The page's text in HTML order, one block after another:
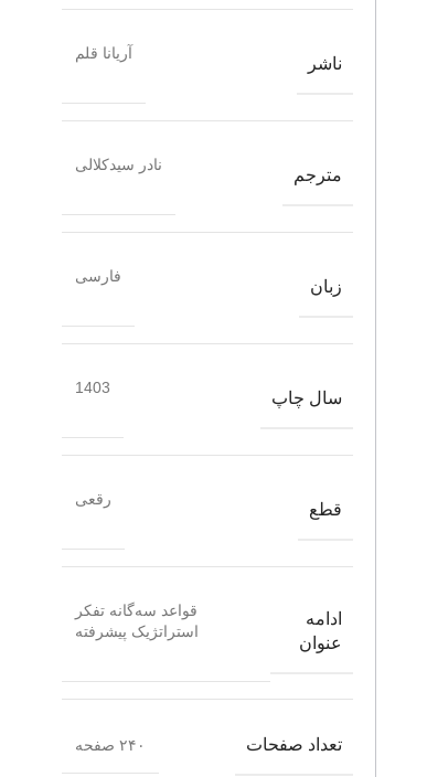
ناشر
آریانا قلم
مترجم
نادر سیدکلالی
زبان
فارسی
سال چاپ
1403
قطع
رقعی
ادامه
عنوان
قواعد سه‌گانه تفکر
استراتژیک پیشرفته
تعداد صفحات ۲۴۰ صفحه